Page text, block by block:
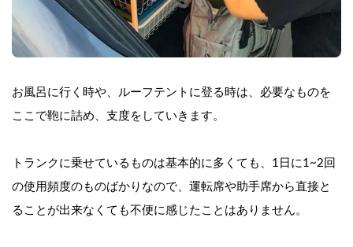
お風呂に行く時や、ルーフテントに登る時は、必要なものを
ここで鞄に詰め、支度をしていきます。
トランクに乗せているものは基本的に多くても、1日に1~2回
の使用頻度のものばかりなので、運転席や助手席から直接と
ることが出来なくても不便に感じたことはありません。